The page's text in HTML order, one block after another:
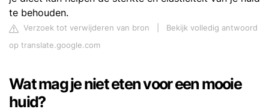
te behouden.
Verzoek tot verwijderen van bron
Bekijk volledig antwoord
op translate.google.com
Wat mag je niet eten voor een mooie
huid?